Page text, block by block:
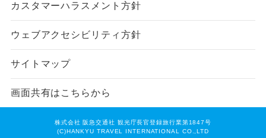
カスタマーハラスメント方針
ウェブアクセシビリティ方針
サイトマップ
画面共有はこちらから
株式会社 阪急交通社 観光庁長官登録旅行業第1847号
(C)HANKYU TRAVEL INTERNATIONAL CO.,LTD